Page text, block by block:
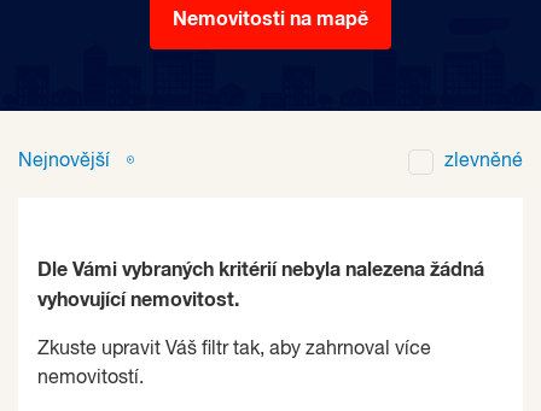
Nemovitosti na mapě
Nejnovější zlevněné
Dle Vámi vybraných kritérií nebyla nalezena žádná
vyhovující nemovitost.
Zkuste upravit Váš filtr tak, aby zahrnoval více
nemovitostí.